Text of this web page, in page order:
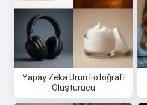
Yapay Zeka Ürün Fotoğrafı
Oluşturucu